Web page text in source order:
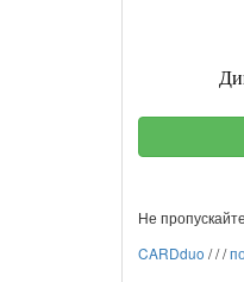
Не
CARDduo ///